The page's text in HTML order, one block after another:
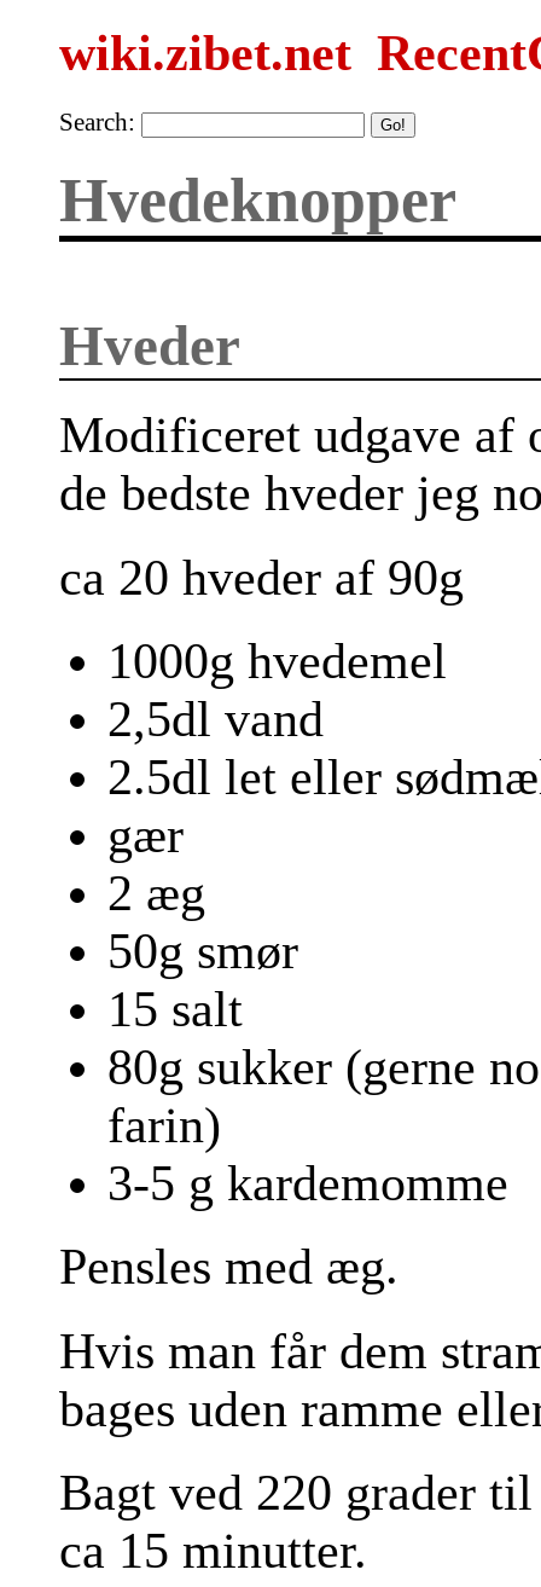
wiki.zibet.net
Search:
Hvedeknopper
Hveder
Modificeret udgave
de bedste hveder jeg
ca 20 hveder af 90g
1000g hvedemel
2,5dl vand
2.5dl let eller
gær
2 æg
50g smør
15 salt
80g sukker (gerne
farin)
3-5 g kardemomme
Pensles med æg.
Hvis man får dem
bages uden ramme
Bagt ved 220 grader
ca 15 minutter.